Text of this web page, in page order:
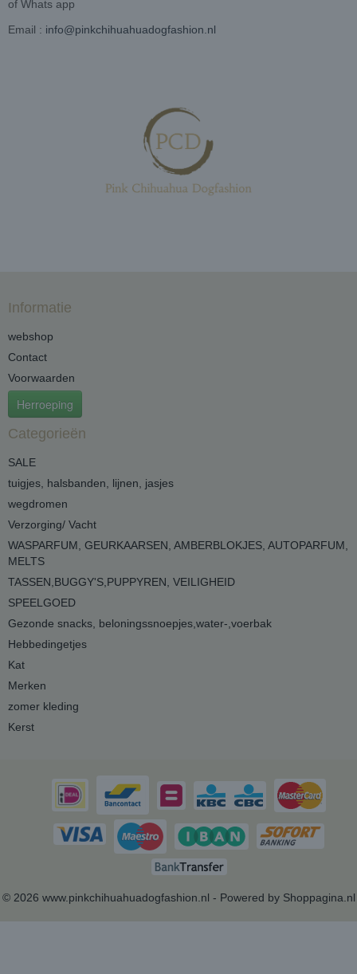
of Whats app
Email : info@pinkchihuahuadogfashion.nl
Informatie
webshop
Contact
Voorwaarden
Herroeping
Categorieën
SALE
tuigjes, halsbanden, lijnen, jasjes
wegdromen
Verzorging/ Vacht
WASPARFUM, GEURKAARSEN, AMBERBLOKJES, AUTOPARFUM,
MELTS
TASSEN,BUGGY'S,PUPPYREN, VEILIGHEID
SPEELGOED
Gezonde snacks, beloningssnoepjes,water-,voerbak
Hebbedingetjes
Kat
Merken
zomer kleding
Kerst
© 2026 www.pinkchihuahuadogfashion.nl - Powered by Shoppagina.nl